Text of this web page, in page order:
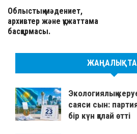
Облыстық мәдениет,
архивтер және құжаттама
басқармасы.
Экологиялық
саяси сын:
бір күн қалай өтті